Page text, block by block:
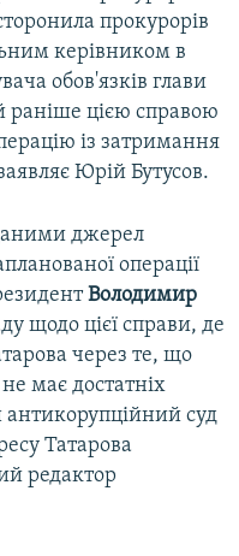
прокурорів
керівником в
обов'язків глави
цією справою
із затримання
Юрій Бутусов.
джерел
операції
Володимир
щодо цієї справи, де
через те, що
має достатніх
суд
Татарова
редактор